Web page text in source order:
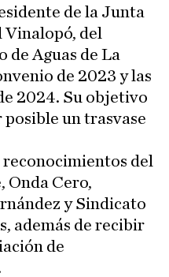
de la Junta
del
de Aguas de La
de 2023 y las
2024. Su objetivo
posible un trasvase
del
Onda Cero,
y Sindicato
además de recibir
de